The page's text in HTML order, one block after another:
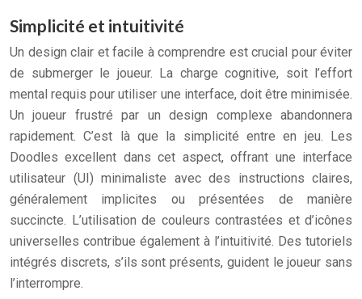
Simplicité et intuitivité
Un design clair et facile à comprendre est crucial pour éviter
de submerger le joueur. La charge cognitive, soit l’effort
mental requis pour utiliser une interface, doit être minimisée.
Un joueur frustré par un design complexe abandonnera
rapidement. C’est là que la simplicité entre en jeu. Les
Doodles excellent dans cet aspect, offrant une interface
utilisateur (UI) minimaliste avec des instructions claires,
généralement implicites ou présentées de manière
succincte. L’utilisation de couleurs contrastées et d’icônes
universelles contribue également à l’intuitivité. Des tutoriels
intégrés discrets, s’ils sont présents, guident le joueur sans
l’interrompre.